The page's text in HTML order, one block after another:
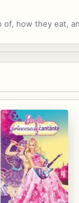
how they eat,